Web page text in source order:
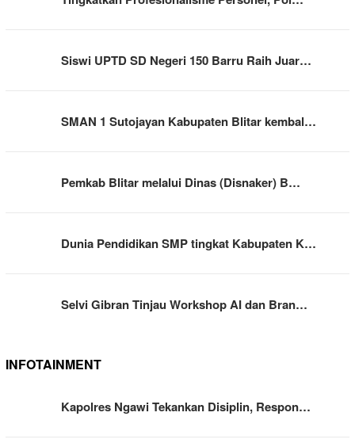
Siswi UPTD SD Negeri 150 Barru Raih Juar…
SMAN 1 Sutojayan Kabupaten Blitar kembal…
Pemkab Blitar melalui Dinas (Disnaker) B…
Dunia Pendidikan SMP tingkat Kabupaten K…
Selvi Gibran Tinjau Workshop AI dan Bran…
INFOTAINMENT
Kapolres Ngawi Tekankan Disiplin, Respon…